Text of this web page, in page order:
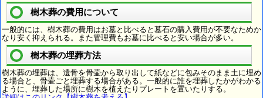
樹木葬の費用について
一般的には、樹木葬の費用はお墓と比べると墓石の購入費用が不要なためか
なり安く抑えられる。また管理費もお墓に比べると安い場合が多い。
樹木葬の埋葬方法
樹木葬の埋葬は、遺骨を骨壷から取り出して紙などに包みそのまま土に埋め
る場合と、骨壷ごと埋葬する場合がある。一般的に誰を埋葬したかがわかる
ように、埋葬した場所に樹木を植えたりプレートを置いたりする。